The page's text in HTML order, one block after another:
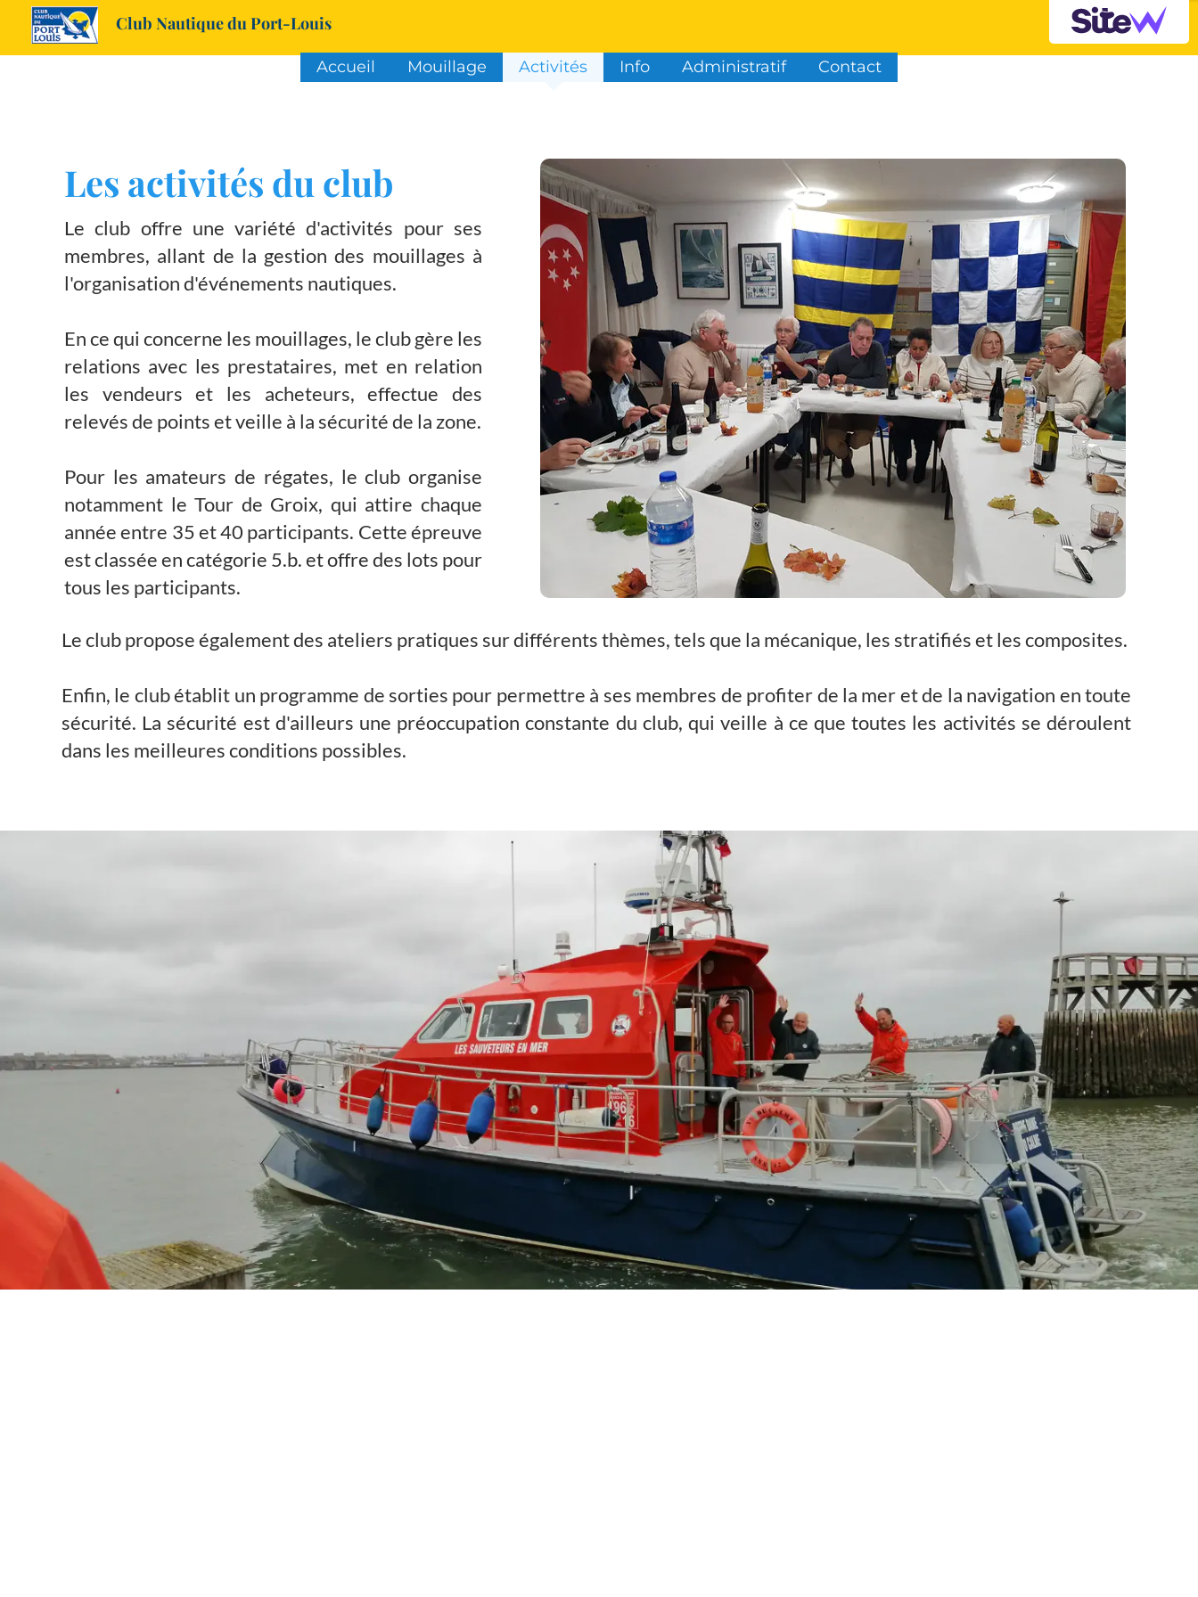
Club Nautique du Port-Louis
Accueil Mouillage Activités Info Administratif Contact
Les activités du club
Le club offre une variété d'activités pour ses
membres, allant de la gestion des mouillages à
l'organisation d'événements nautiques.
En ce qui concerne les mouillages, le club gère les
relations avec les prestataires, met en relation
les vendeurs et les acheteurs, effectue des
relevés de points et veille à la sécurité de la zone.
Pour les amateurs de régates, le club organise
notamment le Tour de Groix, qui attire chaque
année entre 35 et 40 participants. Cette épreuve
est classée en catégorie 5.b. et offre des lots pour
tous les participants.
Le club propose également des ateliers pratiques sur différents thèmes, tels que la mécanique, les stratifiés et les composites.
Enfin, le club établit un programme de sorties pour permettre à ses membres de profiter de la mer et de la navigation en toute
sécurité. La sécurité est d'ailleurs une préoccupation constante du club, qui veille à ce que toutes les activités se déroulent
dans les meilleures conditions possibles.